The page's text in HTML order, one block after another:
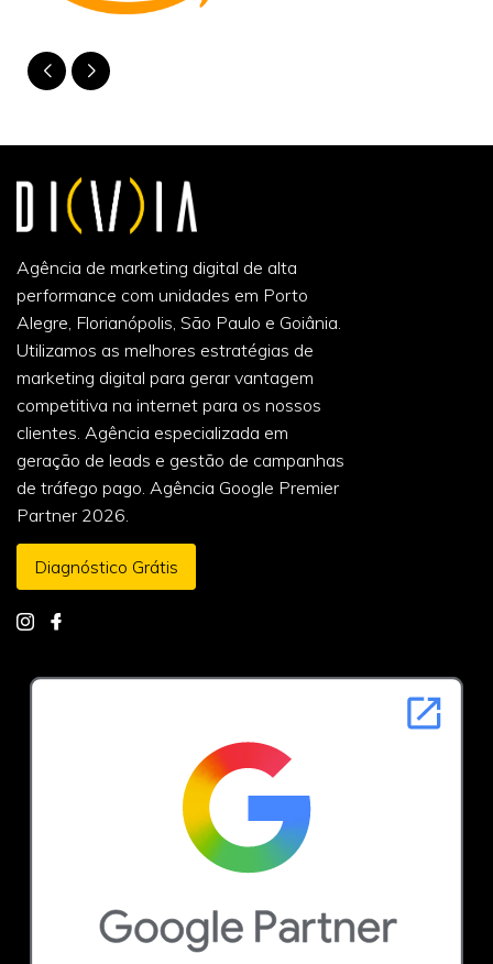
Agência de marketing digital de alta
performance com unidades em Porto
Alegre, Florianópolis, São Paulo e Goiânia.
Utilizamos as melhores estratégias de
marketing digital para gerar vantagem
competitiva na internet para os nossos
clientes. Agência especializada em
geração de leads e gestão de campanhas
de tráfego pago. Agência Google Premier
Partner 2026.
Diagnóstico Grátis